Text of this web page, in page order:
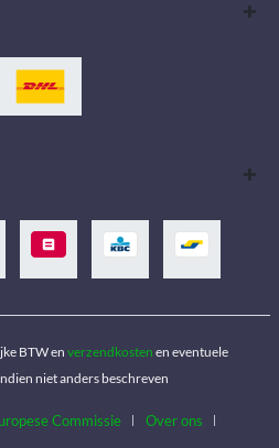
BTW en verzendkosten en eventuele
niet anders beschreven
Commissie
Over ons